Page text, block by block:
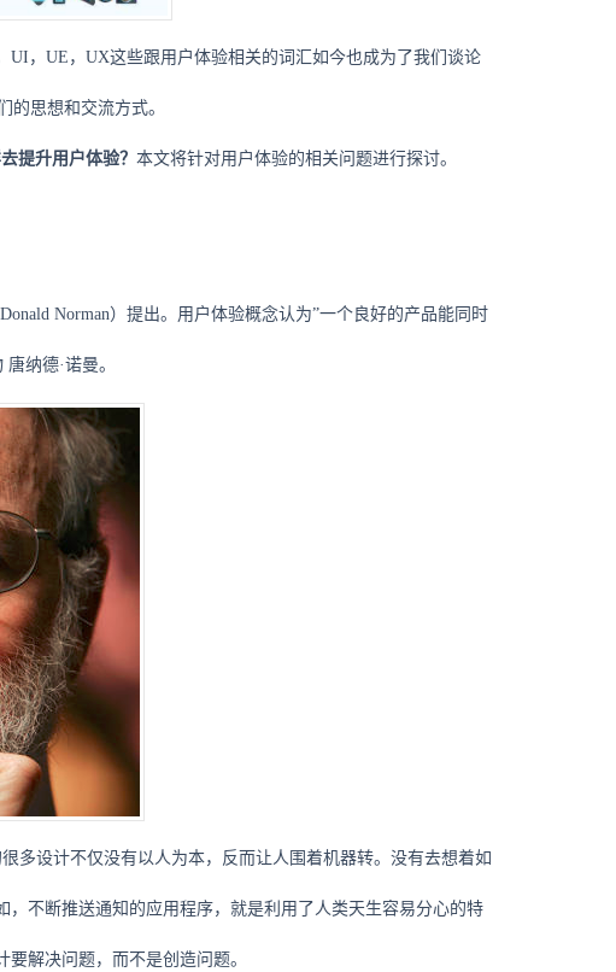
，UE，UX这些跟用户体验相关的词汇如今也成为了我们谈论
的思想和交流方式。
提升用户体验？ 本文将针对用户体验的相关问题进行探讨。
Norman）提出。用户体验概念认为”一个良好的产品能同时
唐纳德·诺曼。
多设计不仅没有以人为本，反而让人围着机器转。没有去想着如
不断推送通知的应用程序，就是利用了人类天生容易分心的特
解决问题，而不是创造问题。